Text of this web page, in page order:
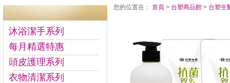
沐浴潔手系列
每月精選特惠
頭皮護理系列
衣物清潔系列
您的位置在： 首頁 > 台塑商品館 > 台塑生